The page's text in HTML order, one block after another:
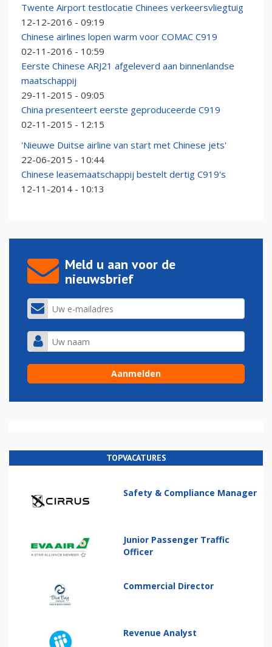
Twente Airport testlocatie Chinees verkeersvliegtuig
12-12-2016 - 09:19
Chinese airlines lopen warm voor COMAC C919
02-11-2016 - 10:59
Eerste Chinese ARJ21 afgeleverd aan binnenlandse
maatschappij
29-11-2015 - 09:05
China presenteert eerste geproduceerde C919
02-11-2015 - 12:15
'Nieuwe Duitse airline van start met Chinese jets'
22-06-2015 - 10:44
Chinese leasemaatschappij bestelt dertig C919's
12-11-2014 - 10:13
Meld u aan voor de
nieuwsbrief
TOPVACATURES
Safety & Compliance Manager
Junior Passenger Traffic
Officer
Commercial Director
Revenue Analyst